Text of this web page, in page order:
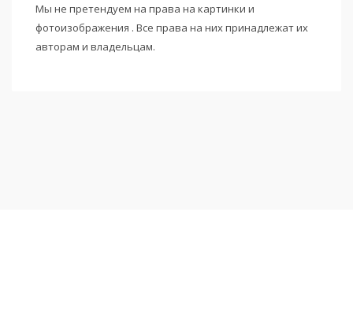
Мы не претендуем на права на картинки и
фотоизображения . Все права на них принадлежат их
авторам и владельцам.